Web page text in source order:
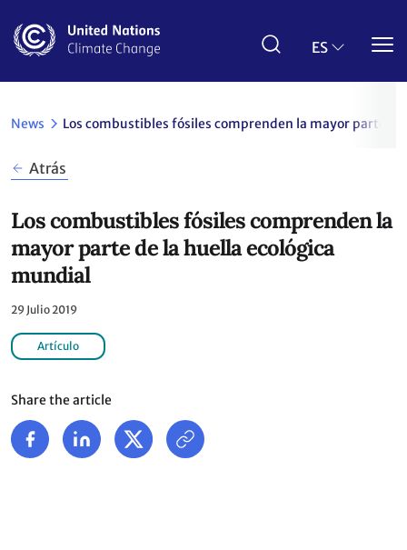
contenido
ES
News Los combustibles fósiles comprenden la mayor parte
Atrás
Los combustibles fósiles comprenden la
mayor parte de la huella ecológica
mundial
29 Julio 2019
Artículo
Share the article